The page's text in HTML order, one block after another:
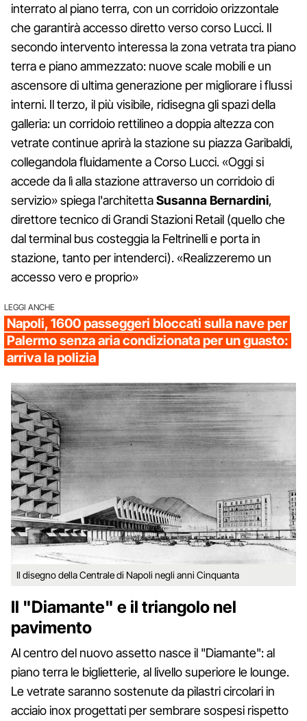
interrato al piano terra, con un corridoio orizzontale
che garantirà accesso diretto verso corso Lucci. Il
secondo intervento interessa la zona vetrata tra piano
terra e piano ammezzato: nuove scale mobili e un
ascensore di ultima generazione per migliorare i flussi
interni. Il terzo, il più visibile, ridisegna gli spazi della
galleria: un corridoio rettilineo a doppia altezza con
vetrate continue aprirà la stazione su piazza Garibaldi,
collegandola fluidamente a Corso Lucci. «Oggi si
accede da lì alla stazione attraverso un corridoio di
servizio» spiega l'architettaSusanna Bernardini,
direttore tecnico di Grandi Stazioni Retail (quello che
dal terminal bus costeggia la Feltrinelli e porta in
stazione, tanto per intenderci). «Realizzeremo un
accesso vero e proprio»
LEGGI ANCHE
Napoli, 1600 passeggeri bloccati sulla nave per
Palermo senza aria condizionata per un guasto:
arriva la polizia
Il disegno della Centrale di Napoli negli anni Cinquanta
Il "Diamante" e il triangolo nel
pavimento
Al centro del nuovo assetto nasce il "Diamante": al
piano terra le biglietterie, al livello superiore le lounge.
Le vetrate saranno sostenute da pilastri circolari in
acciaio inox progettati per sembrare sospesi rispetto